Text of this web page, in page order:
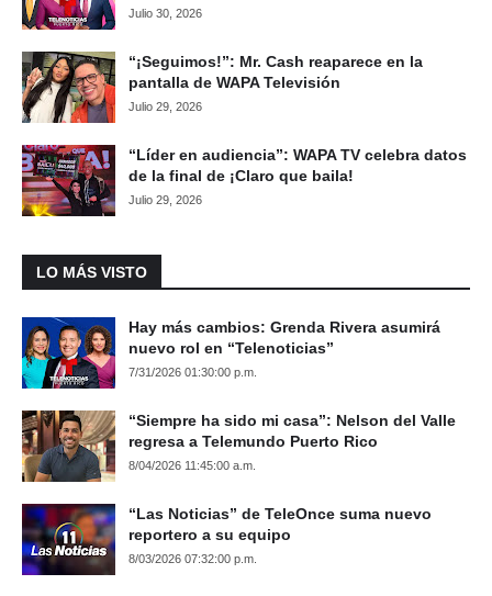
Julio 30, 2026
“¡Seguimos!”: Mr. Cash reaparece en la
pantalla de WAPA Televisión
Julio 29, 2026
“Líder en audiencia”: WAPA TV celebra datos
de la final de ¡Claro que baila!
Julio 29, 2026
LO MÁS VISTO
Hay más cambios: Grenda Rivera asumirá
nuevo rol en “Telenoticias”
7/31/2026 01:30:00 p.m.
“Siempre ha sido mi casa”: Nelson del Valle
regresa a Telemundo Puerto Rico
8/04/2026 11:45:00 a.m.
“Las Noticias” de TeleOnce suma nuevo
reportero a su equipo
8/03/2026 07:32:00 p.m.